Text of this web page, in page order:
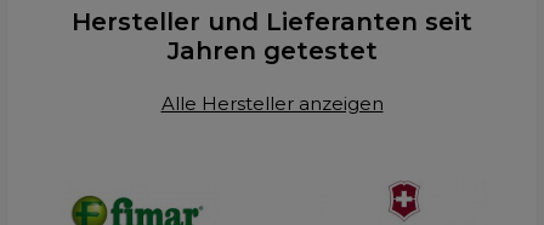
Hersteller und Lieferanten seit
Jahren getestet
Alle Hersteller anzeigen